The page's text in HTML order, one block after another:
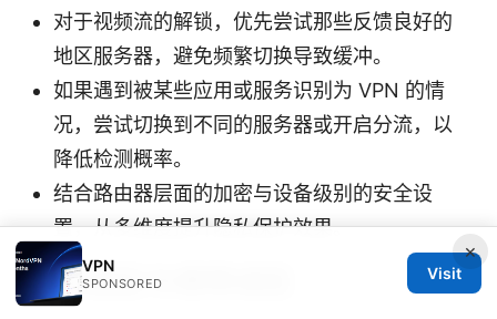
对于视频流的解锁，优先尝试那些反馈良好的
地区服务器，避免频繁切换导致缓冲。
如果遇到被某些应用或服务识别为 VPN 的情
况，尝试切换到不同的服务器或开启分流，以
降低检测概率。
结合路由器层面的加密与设备级别的安全设
置，从多维度提升隐私保护效果。
常见误区与使用误区
×
VPN
SPONSORED
Visit